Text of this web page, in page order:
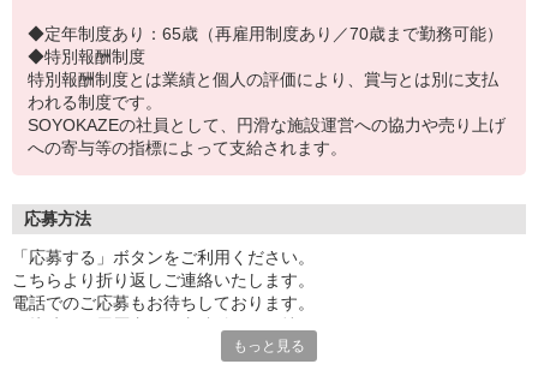
◆定年制度あり：65歳（再雇用制度あり／70歳まで勤務可能）
◆特別報酬制度
特別報酬制度とは業績と個人の評価により、賞与とは別に支払
われる制度です。
SOYOKAZEの社員として、円滑な施設運営への協力や売り上げ
への寄与等の指標によって支給されます。
応募方法
「応募する」ボタンをご利用ください。
こちらより折り返しご連絡いたします。
電話でのご応募もお待ちしております。
※お電話でのお問い合わせは、光IP電話、及びIP電話からはご利用
もっと見る